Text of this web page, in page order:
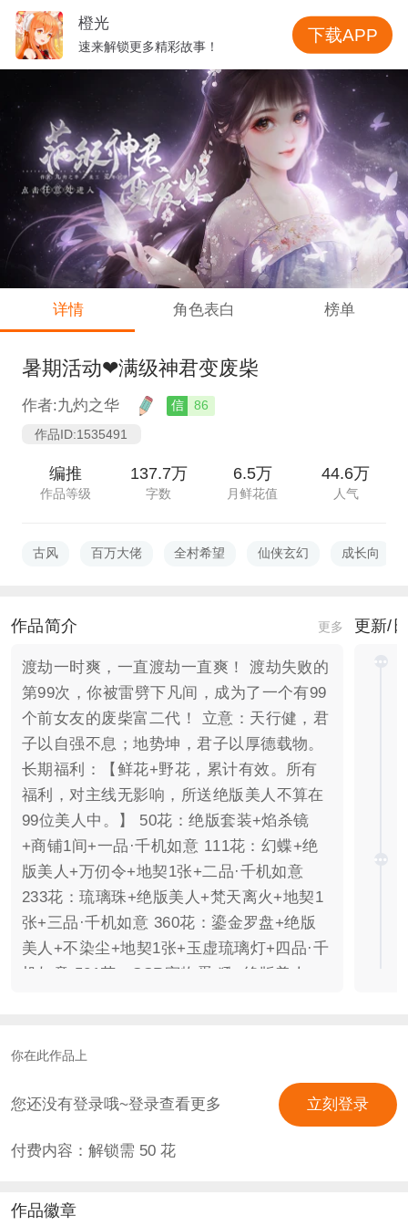
详情 角色表白 榜单
暑期活动❤满级神君变废柴
作者:九灼之华 信
86
作品ID:1535491
编推
作品等级
137.7万
字数
6.5万
月鲜花值
44.6万
人气
古风 百万大佬 全村希望 仙侠玄幻 成长向
作品简介 更多
渡劫一时爽，一直渡劫一直爽！ 渡劫失败的
第99次，你被雷劈下凡间，成为了一个有99
个前女友的废柴富二代！ 立意：天行健，君
子以自强不息；地势坤，君子以厚德载物。
长期福利：【鲜花+野花，累计有效。所有
福利，对主线无影响，所送绝版美人不算在
99位美人中。】 50花：绝版套装+焰杀镜
+商铺1间+一品·千机如意 111花：幻蝶+绝
版美人+万仞令+地契1张+二品·千机如意
233花：琉璃珠+绝版美人+梵天离火+地契1
张+三品·千机如意 360花：鎏金罗盘+绝版
美人+不染尘+地契1张+玉虚琉璃灯+四品·千
机如意 521花：SSR宠物蛋-犼+绝版美人
+绝版美人+地契2张+产业投资3折卡+惊云秘
流云甲+绝版美人+地契2张+产业投资2折卡
+金翎秘卷+七品·千机如意 1129花：攻类法
宝：太初弄雨笛+绝版美人+地契2张+产业投
如意 【福利档位不再增加，随作者心情，会
更新/
你在此作品上
您还没有登录哦~登录查看更多 立刻登录
付费内容：解锁需 50花
作品徽章
橙光
速来解锁更多精彩故事！
下载APP